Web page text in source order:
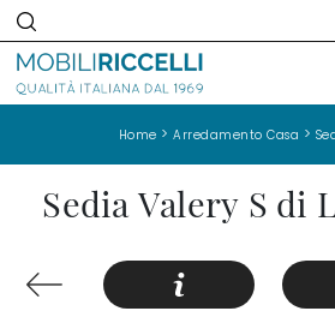
Home > Arredamento Casa >
Sedia Valery S di